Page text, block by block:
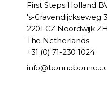
First Steps Holland
's-Gravendijckseweg
2201 CZ Noordwijk ZH
The Netherlands
+31 (0) 71-230 1024